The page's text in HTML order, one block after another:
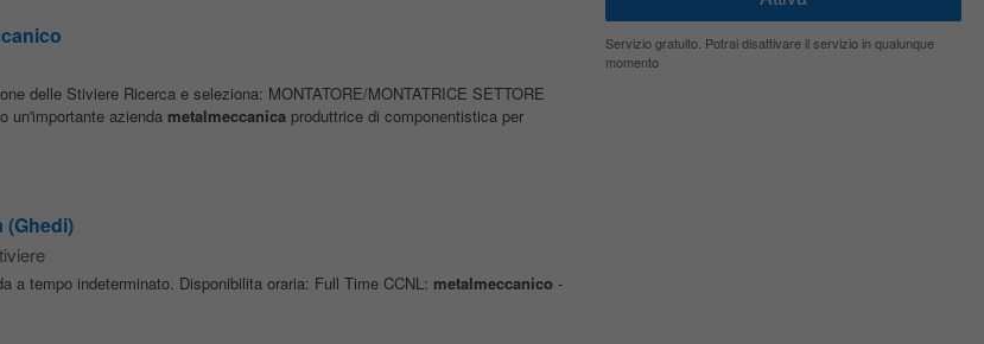
delle Stiviere Ricerca e seleziona: MONTATORE/MONTATRICE SETTORE
un'importante azienda metalmeccanicaproduttrice di componentistica per
(Ghedi)
a tempo indeterminato. Disponibilita oraria: Full Time CCNL: metalmeccanico-
Servizio gratuito. Potrai disattivare il servizio in qualunque
momento